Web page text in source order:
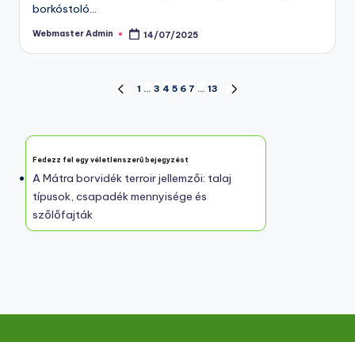
borkóstoló…
Posted
Webmaster Admin 14/07/2025
PREVIOUS
1 … 3 4 5 6 7 … 13
Fedezz fel egy véletlenszerű bejegyzést
A Mátra borvidék terroir jellemzői: talaj
típusok, csapadék mennyisége és
szőlőfajták